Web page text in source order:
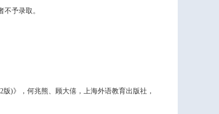
不予录取。
2版)》，何兆熊、顾大僖，上海外语教育出版社，